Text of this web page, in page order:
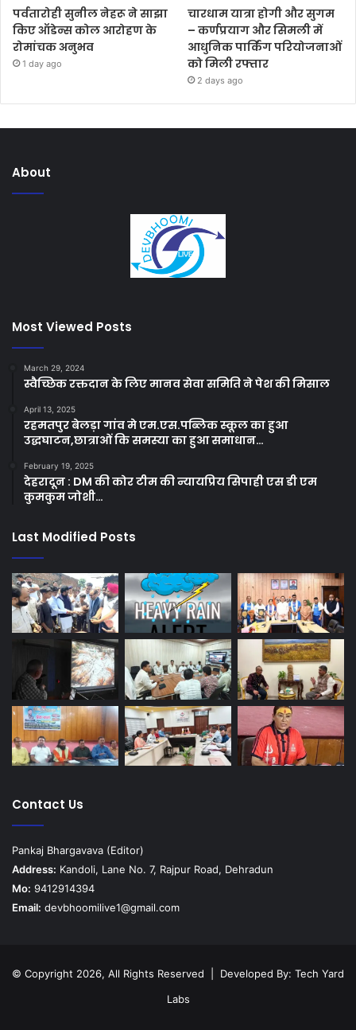
पर्वतारोही सुनील नेहरू ने साझा
किए ऑडेन्स कोल आरोहण के
रोमांचक अनुभव
1 day ago
चारधाम यात्रा होगी और सुगम
– कर्णप्रयाग और सिमली में
आधुनिक पार्किंग परियोजनाओं
को मिली रफ्तार
2 days ago
About
Most Viewed Posts
March 29, 2024
स्वैच्छिक रक्तदान के लिए मानव सेवा समिति ने पेश की मिसाल
April 13, 2025
रहमतपुर बेलड़ा गांव मे एम.एस.पब्लिक स्कूल का हुआ
उद्धघाटन,छात्राओं कि समस्या का हुआ समाधान…
February 19, 2025
देहरादून : DM की कोर टीम की न्यायप्रिय सिपाही एस डी एम
कुमकुम जोशी…
Last Modified Posts
Contact Us
Pankaj Bhargavava (Editor)
Address: Kandoli, Lane No. 7, Rajpur Road, Dehradun
Mo: 9412914394
Email: devbhoomilive1@gmail.com
© Copyright 2026, All Rights Reserved | Developed By: Tech Yard
Labs